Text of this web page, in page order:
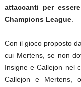
attaccanti per
Champions League
Con il gioco proposto
cui Mertens, se non
Insigne e Callejon nel
Callejon e Mertens,